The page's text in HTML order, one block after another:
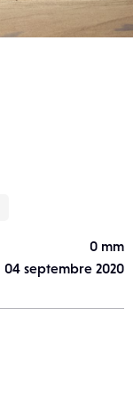
0 mm
04 septembre 2020